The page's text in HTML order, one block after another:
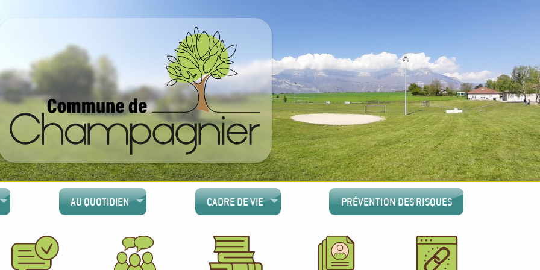
AU QUOTIDIEN CADRE DE VIE PRÉVENTION DES RISQUES